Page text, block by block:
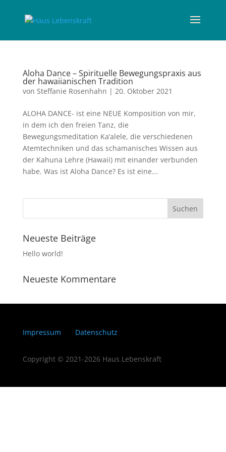
Aloha Dance – Spirituelle Bewegungspraxis aus
der hawaiianischen Tradition
von Steffanie Rosenhahn | 20. Oktober 2021
ALOHA DANCE- ist eine NEUE Komposition von mir,
in dem ich den freien Tanz, die
Bewegungsmeditation Ka’alele, die verschiedenen
Atemtechniken und das schamanisches Wissen aus
der Kahuna Lehre (Hawaii) mit einander verbunden
habe. Was ist Aloha Dance? Es ist eine...
Neueste Beiträge
Hello world!
Neueste Kommentare
Impressum Datenschutz
Copyright © 2021-2026 Haus Lebenskraft